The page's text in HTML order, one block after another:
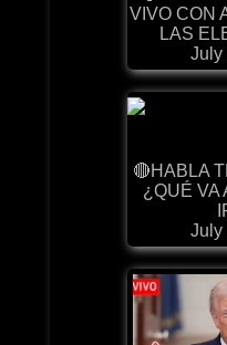
VIVO CON
LAS
July
🔴HABLA
¿QUÉ VA
July